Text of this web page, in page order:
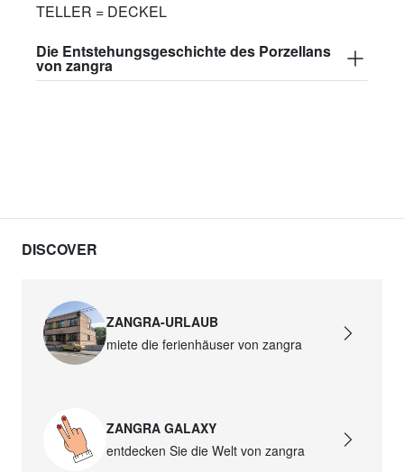
TELLER = DECKEL
Die Entstehungsgeschichte des Porzellans
von zangra
DISCOVER
ZANGRA-URLAUB
miete die ferienhäuser von zangra
ZANGRA GALAXY
entdecken Sie die Welt von zangra